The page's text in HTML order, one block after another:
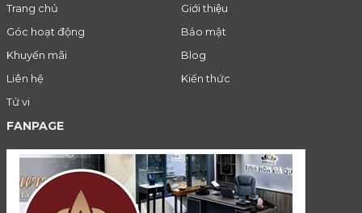
Trang chủ
Giới thiệu
Góc hoạt động
Bảo mật
Khuyến mãi
Blog
Liên hệ
Kiến thức
Tử vi
FANPAGE